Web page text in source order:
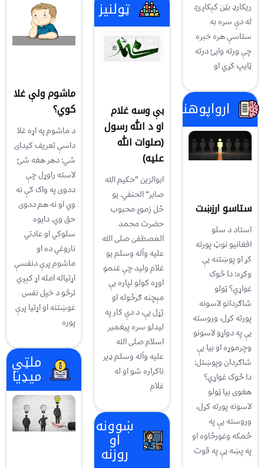
ريکارډ بټن کېکاږئ،
له دې سره به
ستاسې هره خبره
چې ورته وايئ درته
ټايپ کړي او
ارواپوهنه
ستاسو ارزښت
استاد د سلو
افغانیو نوټ پورته
کړ او پوښتنه یې
وکړه: دا څوک
غواړي؟ ټولو
شاګردانو لاسونه
پورته کړل، وروسته
یې په دواړو لاسونو
وچرموړه او بیا یې
شاګردان وپوښتل:
دا څوک غواړي؟
هغوی بیا ټولو
لاسونه پورته کړل،
وروسته یې په
ځمکه وغورځاوه او
په پښه یې په قوت
ټولنیز
بې وسه غلام
او د الله رسول
(صلوات الله
علیه)
ابوالزین ”حکیم الله
صابر“ الحنفي. یو
ځل زموږ محبوب
حضرت محمد
المصطفیٰ صلی الله
علیه وآله وسلم یو
غلام ولید چې غنمو
اوړه کولو لپاره یې
مېچنه ګرځوله او
ژړل یې، د دې کار په
لیدلو سره پیغمبر
اسلام صلی الله
علیه وآله وسلم ډیر
ناکراره شو او له
غلام
ښوونه
او
روزنه
ماشوم ولې غلا
کوي؟
د ماشوم په اړه غلا
داسې تعريف کيداى
شي: دهر هغه شئ
لاسته راوړل چې
ددوى په واک کې نه
وي او نه هم ددوى
حق وي. دايوه
سلوکي او عادتي
ناروغي ده او
ماشوم پرې دنفسې
اړتياله امله اړ کېږي
ترڅو د خپل نفس
غوښتنه او اړتيا پرې
پوره
ملټي
میډیا